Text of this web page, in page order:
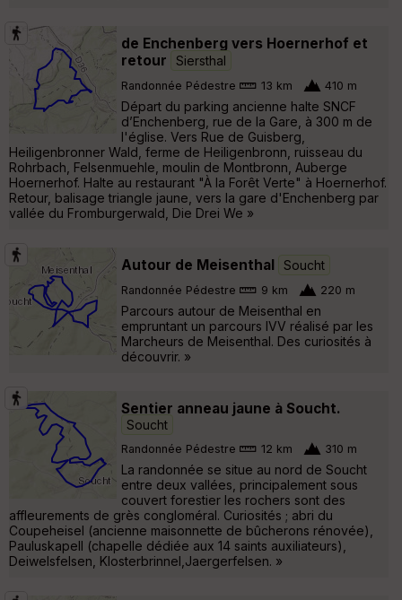
de Enchenberg vers Hoernerhof et
retour
Siersthal
Randonnée Pédestre 13 km 410 m
Départ du parking ancienne halte SNCF
d’Enchenberg, rue de la Gare, à 300 m de
l'église. Vers Rue de Guisberg,
Heiligenbronner Wald, ferme de Heiligenbronn, ruisseau du
Rohrbach, Felsenmuehle, moulin de Montbronn, Auberge
Hoernerhof. Halte au restaurant "À la Forêt Verte" à Hoernerhof.
Retour, balisage triangle jaune, vers la gare d'Enchenberg par
vallée du Fromburgerwald, Die Drei We »
Autour de Meisenthal Soucht
Randonnée Pédestre 9 km 220 m
Parcours autour de Meisenthal en
empruntant un parcours IVV réalisé par les
Marcheurs de Meisenthal. Des curiosités à
découvrir. »
Sentier anneau jaune à Soucht.
Soucht
Randonnée Pédestre 12 km 310 m
La randonnée se situe au nord de Soucht
entre deux vallées, principalement sous
couvert forestier les rochers sont des
affleurements de grès congloméral. Curiosités ; abri du
Coupeheisel (ancienne maisonnette de bûcherons rénovée),
Pauluskapell (chapelle dédiée aux 14 saints auxiliateurs),
Deiwelsfelsen, Klosterbrinnel,Jaergerfelsen. »